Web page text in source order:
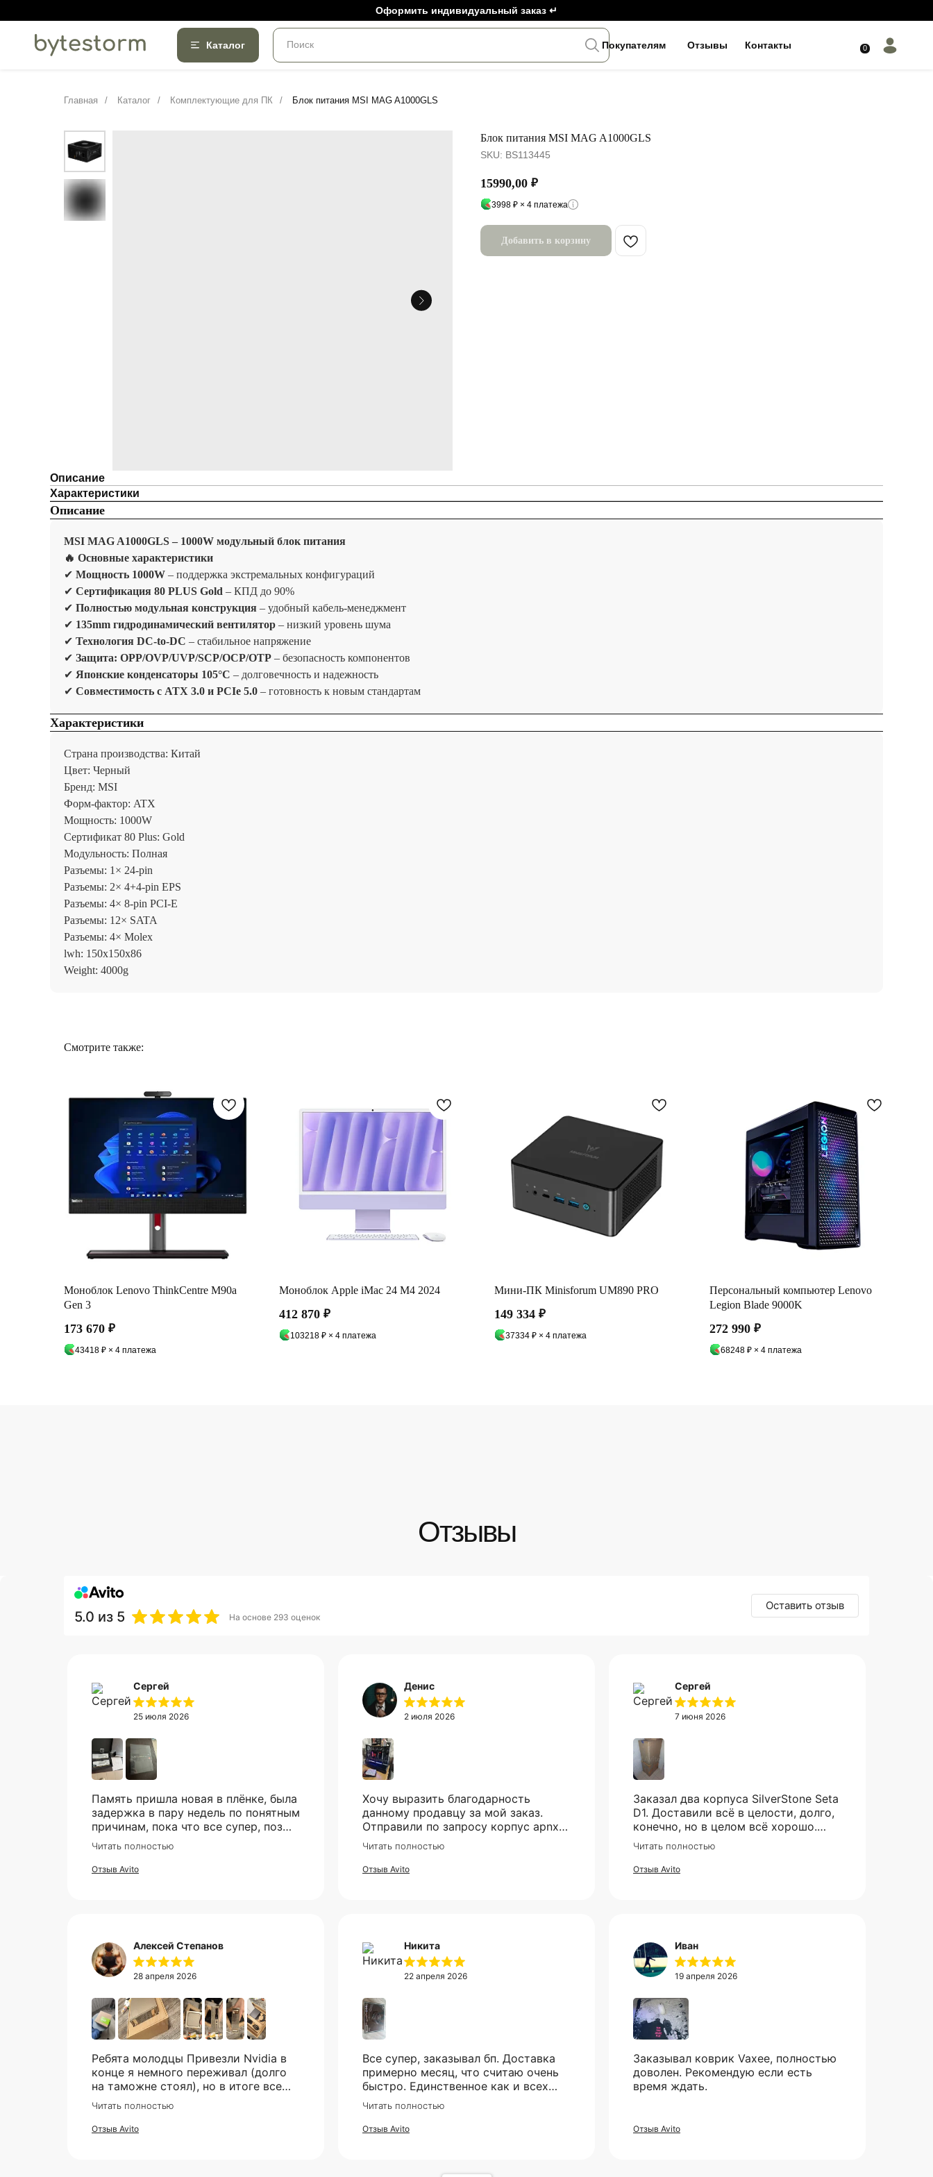
Покупателям
Поиск
Каталог 0
Отзывы Контакты
Оформить индивидуальный заказ ↵
Главная / Каталог / Комплектующие для ПК / Блок питания MSI MAG A1000GLS
Блок питания MSI MAG A1000GLS
SKU: BS113445
15990,00 ₽
3998 ₽ × 4 платежа
Добавить в корзину
Описание
Характеристики
Описание
MSI MAG A1000GLS – 1000W модульный блок питания
🔥 Основные характеристики
✔ Мощность 1000W – поддержка экстремальных конфигураций
✔ Сертификация 80 PLUS Gold – КПД до 90%
✔ Полностью модульная конструкция – удобный кабель-менеджмент
✔ 135mm гидродинамический вентилятор – низкий уровень шума
✔ Технология DC-to-DC – стабильное напряжение
✔ Защита: OPP/OVP/UVP/SCP/OCP/OTP – безопасность компонентов
✔ Японские конденсаторы 105°C – долговечность и надежность
✔ Совместимость с ATX 3.0 и PCIe 5.0 – готовность к новым стандартам
Характеристики
Страна производства: Китай
Цвет: Черный
Бренд: MSI
Форм-фактор: ATX
Мощность: 1000W
Сертификат 80 Plus: Gold
Модульность: Полная
Разъемы: 1× 24-pin
Разъемы: 2× 4+4-pin EPS
Разъемы: 4× 8-pin PCI-E
Разъемы: 12× SATA
Разъемы: 4× Molex
lwh: 150x150x86
Weight: 4000g
Смотрите также:
Моноблок Lenovo ThinkCentre M90a
Gen 3
173 670 ₽
43418 ₽ × 4 платежа
Моноблок Apple iMac 24 М4 2024
412 870 ₽
103218 ₽ × 4 платежа
Мини-ПК Minisforum UM890 PRO
149 334 ₽
37334 ₽ × 4 платежа
Персональный компьютер Lenovo
Legion Blade 9000K
272 990 ₽
68248 ₽ × 4 платежа
Отзывы
5.0 из 5 На основе 293 оценок
Оставить отзыв
Сергей
25 июля 2026
Память пришла новая в плёнке, была
задержка в пару недель по понятным
причинам, пока что все супер, позже
в сборке проверю и отзыв дополню
Читать полностью
Отзыв Avito
Денис
2 июля 2026
Хочу выразить благодарность
данному продавцу за мой заказ.
Отправили по запросу корпус apnx
V2, все приехало в идеале. Ценник
более чем демократичный. Все
доехало в установленный срок.
Читать полностью
Отзыв Avito
Сергей
7 июня 2026
Заказал два корпуса SilverStone Seta
D1. Доставили всё в целости, долго,
конечно, но в целом всё хорошо.
Рекомендую продавца.
Читать полностью
Отзыв Avito
Алексей Степанов
28 апреля 2026
Ребята молодцы Привезли Nvidia в
конце я немного переживал (долго
на таможне стоял), но в итоге все
супер. Отдельное спасибо что всегда
отвечали практически мгновенно,
клиентская поддержка на самом
Читать полностью
Отзыв Avito
Никита
22 апреля 2026
Все супер, заказывал бп. Доставка
примерно месяц, что считаю очень
быстро. Единственное как и всех
смутило - это оплата, но все прошло
гладко. Упакован товар тоже был
хорошо, в двойной коробке и в
Читать полностью
Отзыв Avito
Иван
19 апреля 2026
Заказывал коврик Vaxee, полностью
доволен. Рекомендую если есть
время ждать.
Отзыв Avito